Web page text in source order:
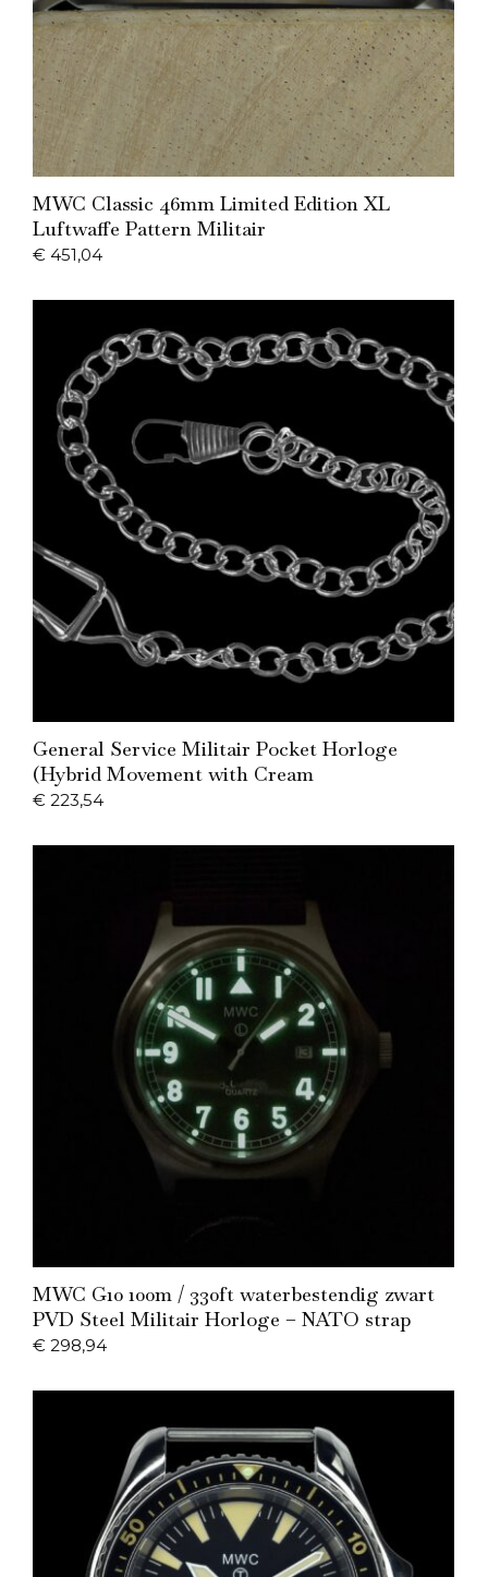
MWC Classic 46mm Limited Edition XL
Luftwaffe Pattern Militair
€ 451,04
General Service Militair Pocket Horloge
(Hybrid Movement with Cream
€ 223,54
MWC G10 100m / 330ft waterbestendig zwart
PVD Steel Militair Horloge – NATO strap
€ 298,94